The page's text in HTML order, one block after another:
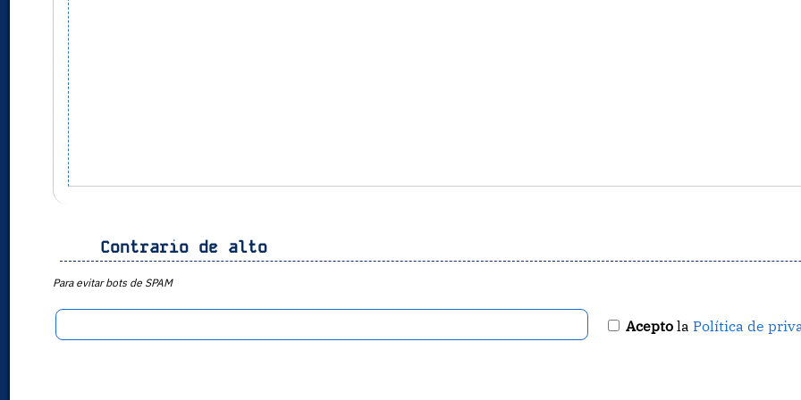
Contrario de alto
Para evitar bots de SPAM
Aceptola Política de